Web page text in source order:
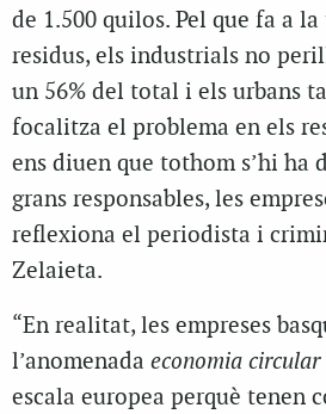
de 1.500 quilos. Pel que fa a
residus, els industrials no
un 56% del total i els urbans
focalitza el problema en els
ens diuen que tothom s’hi ha
grans responsables, les
reflexiona el periodista i
Zelaieta.
“En realitat, les empreses
l’anomenada economia circular
escala europea perquè tenen